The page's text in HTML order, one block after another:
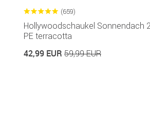
(659)
Hollywoodschaukel Sonnendach
PE terracotta
42,99 EUR 59,99 EUR